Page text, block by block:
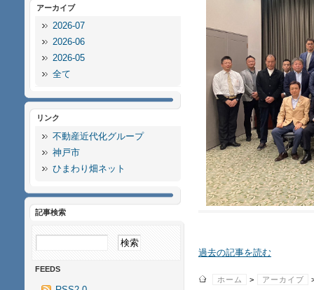
過去の記事を読む
ホーム > アーカイブ
アーカイブ
2026-07
2026-06
2026-05
全て
リンク
不動産近代化グループ
神戸市
ひまわり畑ネット
記事検索
FEEDS